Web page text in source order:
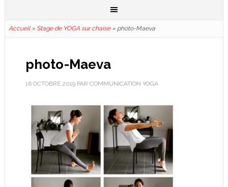
Accueil» Stage de YOGA sur chaise» photo-Maeva
photo-Maeva
16 OCTOBRE 2019PAR COMMUNICATION YOGA